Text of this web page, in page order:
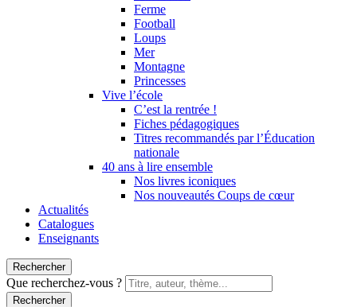
Ferme
Football
Loups
Mer
Montagne
Princesses
Vive l’école
C’est la rentrée !
Fiches pédagogiques
Titres recommandés par l’Éducation
nationale
40 ans à lire ensemble
Nos livres iconiques
Nos nouveautés Coups de cœur
Actualités
Catalogues
Enseignants
Rechercher
Que recherchez-vous ?
Rechercher